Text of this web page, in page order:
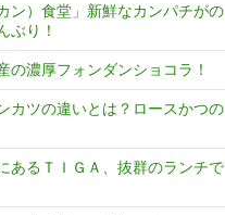
ン）食堂」新鮮なカンパチがの
ぶり！
の濃厚フォンダンショコラ！
カツの違いとは？ロースかつの
あるＴＩＧＡ、抜群のランチで